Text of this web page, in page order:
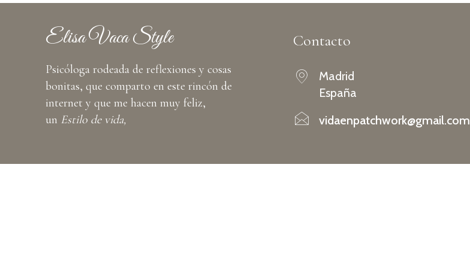
Elisa Vaca Style
Psicóloga rodeada de reflexiones y cosas
bonitas, que comparto en este rincón de
internet y que me hacen muy feliz,
un Estilo de vida,
Contacto
Madrid
España
vidaenpatchwork@gmail.com